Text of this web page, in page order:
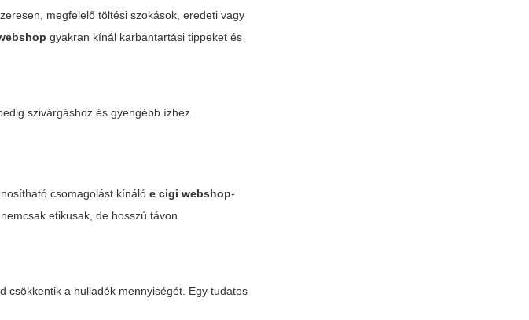
megfelelő töltési szokások, eredeti vagy
gyakran kínál karbantartási tippeket és
szivárgáshoz és gyengébb ízhez
csomagolást kínálóe cigi webshop-
etikusak, de hosszú távon
csökkentik a hulladék mennyiségét. Egy tudatos